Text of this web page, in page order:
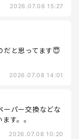
2026.07.08 15:27
だと思ってます😇
2026.07.08 14:01
ーパー交換などな
す。。
2026.07.08 10:20